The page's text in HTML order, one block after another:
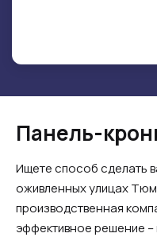
Панель-
Ищете способ сделать
оживленных улицах
производственная
эффективное решение